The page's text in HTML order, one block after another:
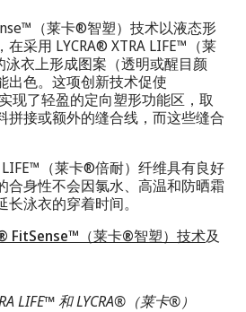
（莱卡®智塑）技术以液态形
采用 LYCRA® XTRA LIFE™（莱
衣上形成图案（透明或醒目颜
出色。这项创新技术促使
现了轻盈的定向塑形功能区，取
拼接或额外的缝合线，而这些缝合
LIFE™（莱卡®倍耐）纤维具有良好
合身性不会因氯水、高温和防晒霜
泳衣的穿着时间。
FitSense™（莱卡®智塑）技术及
LIFE™和LYCRA®（莱卡®）